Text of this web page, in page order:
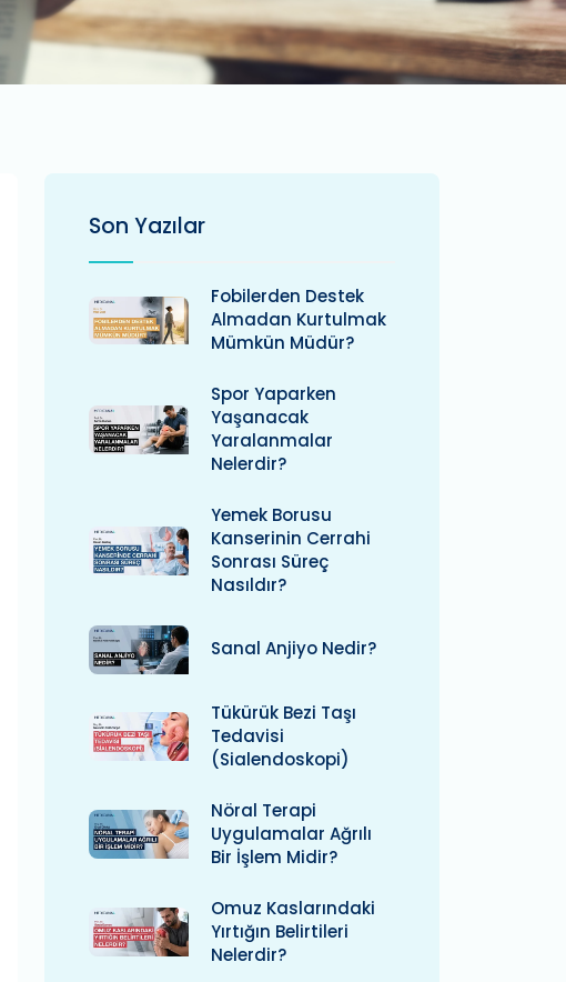
Son Yazılar
Fobilerden Destek
Almadan Kurtulmak
Mümkün Müdür?
Spor Yaparken
Yaşanacak
Yaralanmalar
Nelerdir?
Yemek Borusu
Kanserinin Cerrahi
Sonrası Süreç
Nasıldır?
Sanal Anjiyo Nedir?
Tükürük Bezi Taşı
Tedavisi
(Sialendoskopi)
Nöral Terapi
Uygulamalar Ağrılı
Bir İşlem Midir?
Omuz Kaslarındaki
Yırtığın Belirtileri
Nelerdir?